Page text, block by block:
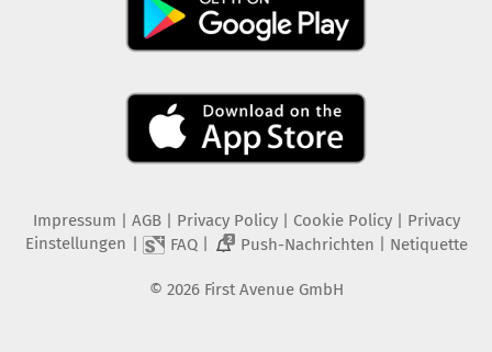
Impressum AGB Privacy Policy| Cookie Policy| Privacy
Einstellungen
FAQ| 2 Push-Nachrichten Netiquette
© 2026 First Avenue GmbH